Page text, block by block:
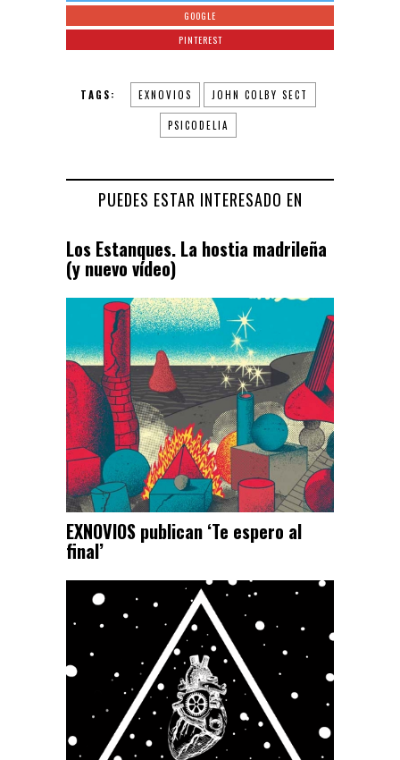
GOOGLE
PINTEREST
TAGS: EXNOVIOS JOHN COLBY SECT
PSICODELIA
PUEDES ESTAR INTERESADO EN
Los Estanques. La hostia madrileña
(y nuevo vídeo)
EXNOVIOS publican ‘Te espero al
final’